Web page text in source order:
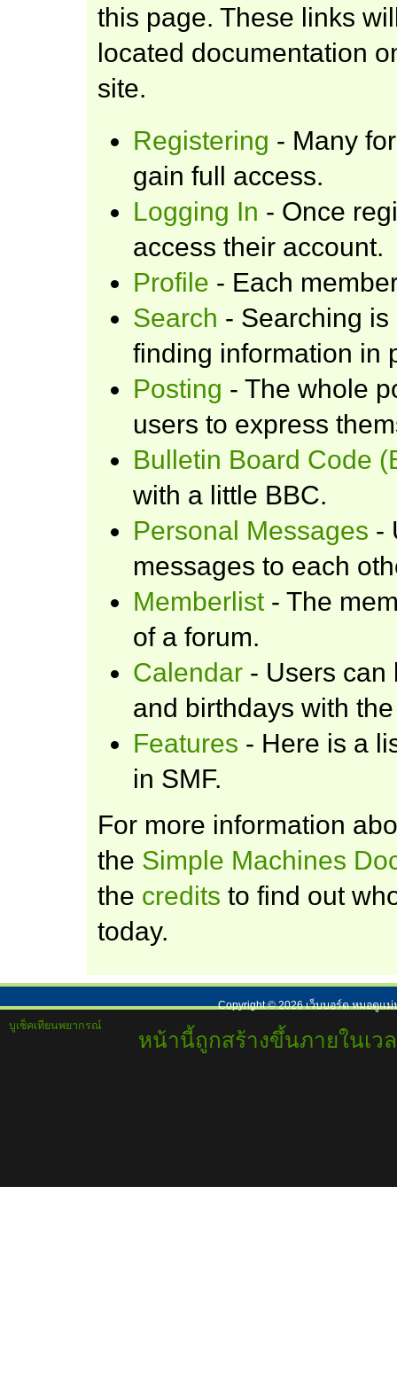
this page. These links
located documentation
site.
Registering - Many
gain full access.
Logging In - Once
access their account.
Profile - Each
Search - Searching
finding information in
Posting - The whole
users to express
Bulletin Board Code
with a little BBC.
Personal Messages -
messages to each
Memberlist - The
of a forum.
Calendar - Users can
and birthdays with
Features - Here is a
in SMF.
For more information
the Simple Machines
the credits to find out
today.
Copyright ©2026เว็บบอร์ด หมอดูแม่
บูเช็คเทียนพยากรณ์
หน้านี้ถูกสร้างขึ้นภายในเว